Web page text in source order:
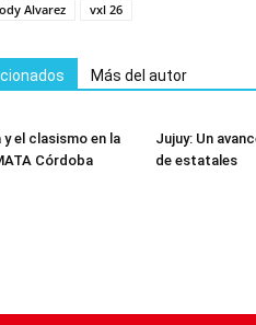
Alvarez vxl 26
Más del autor
y el clasismo en la
Córdoba
Jujuy: Un
de estatales